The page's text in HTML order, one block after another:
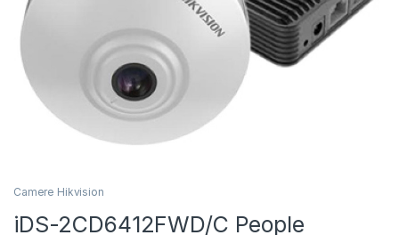
Camere Hikvision
iDS-2CD6412FWD/C People